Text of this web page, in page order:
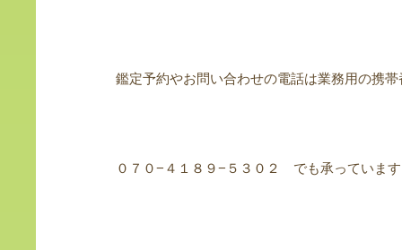
鑑定予約やお問い合わせの電話は業務用の携帯
０７０−４１８９−５３０２ でも承っています